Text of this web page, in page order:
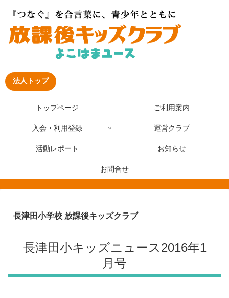
法人トップ
トップページ ご利用案内
入会・利用登録 運営クラブ
活動レポート お知らせ
お問合せ
長津田小学校 放課後キッズクラブ
長津田小キッズニュース2016年1
月号